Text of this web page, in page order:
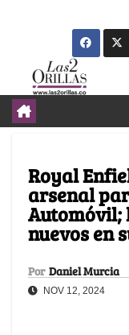
Royal
arsenal
Automóvil;
nuevos en
Por Daniel Murcia
NOV 12, 2024